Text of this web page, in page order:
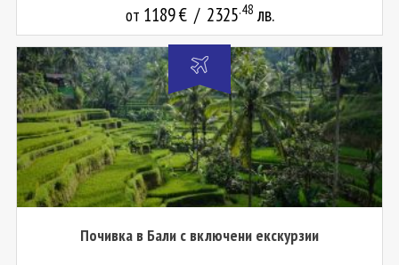
от 1189€ / 2325.48 лв.
Почивка в Бали с включени екскурзии